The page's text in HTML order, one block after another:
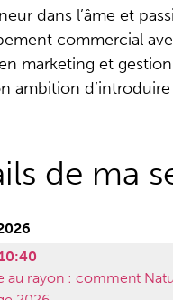
dans l’âme et
commercial
marketing et
ambition
de ma
au rayon : comment